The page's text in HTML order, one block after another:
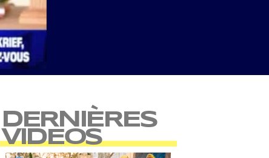
DERNIÈRES
VIDEOS